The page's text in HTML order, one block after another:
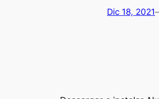
Dic 18, 2021